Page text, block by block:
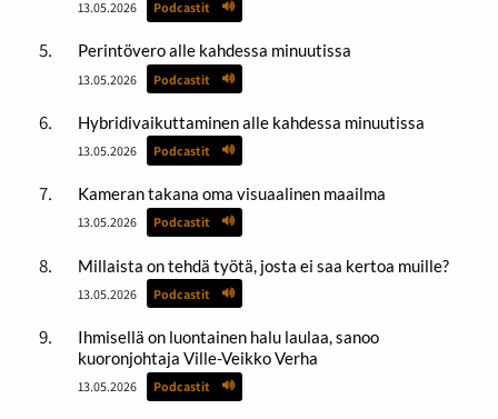
13.05.2026 Podcastit
Perintövero alle kahdessa minuutissa
13.05.2026 Podcastit
Hybridivaikuttaminen alle kahdessa minuutissa
13.05.2026 Podcastit
Kameran takana oma visuaalinen maailma
13.05.2026 Podcastit
Millaista on tehdä työtä, josta ei saa kertoa muille?
13.05.2026 Podcastit
Ihmisellä on luontainen halu laulaa, sanoo
kuoronjohtaja Ville-Veikko Verha
13.05.2026 Podcastit